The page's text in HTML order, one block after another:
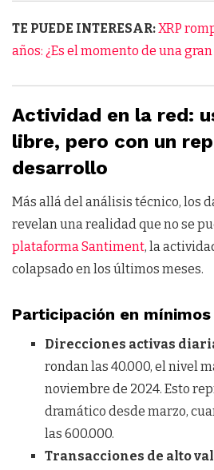
TE PUEDE INTERESAR:XRP
años: ¿Es el momento de una
Actividad en la red:
libre, pero con un
desarrollo
Más allá del análisis técnico, los
revelan una realidad que no se
plataforma Santiment, la
colapsado en los últimos meses.
Participación en
Direcciones activas
rondan las 40.000, el nivel
noviembre de 2024. Esto
dramático desde marzo,
las 600.000.
Transacciones de alto